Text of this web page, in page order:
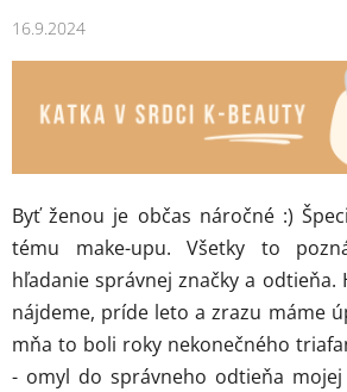
16.9.2024
Byť ženou je občas náročné :)
tému make-upu. Všetky to
hľadanie správnej značky a odtieňa.
nájdeme, príde leto a zrazu máme
mňa to boli roky nekonečného
- omyl do správneho odtieňa mojej